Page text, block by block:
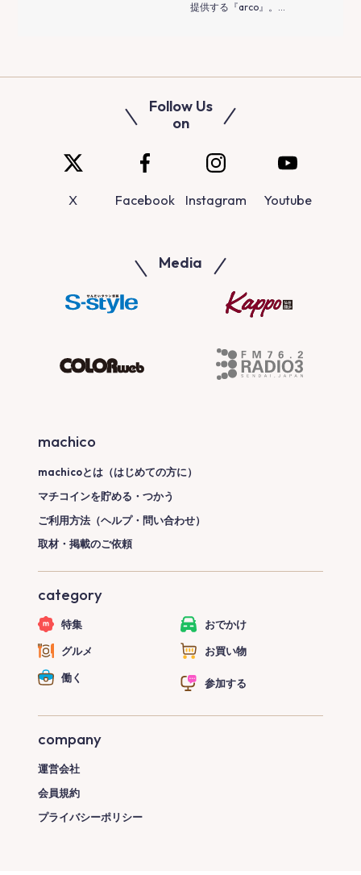
提供する『arco』。…
Follow Us
on
X Facebook Instagram Youtube
Media
machico
machicoとは（はじめての方に）
マチコインを貯める・つかう
ご利用方法（ヘルプ・問い合わせ）
取材・掲載のご依頼
category
特集 おでかけ
グルメ お買い物
働く 参加する
company
運営会社
会員規約
プライバシーポリシー